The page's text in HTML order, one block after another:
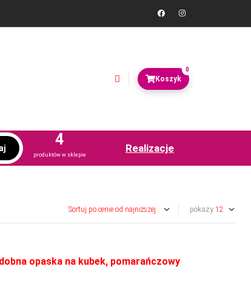
0
produktów w sklepie
4 Realizacje
pokazy
opaska na kubek, pomarańczowy